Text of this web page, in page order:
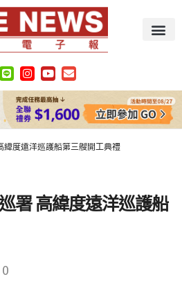
緯度遠洋巡護船第三艘開工典禮
署 高緯度遠洋巡護船
0